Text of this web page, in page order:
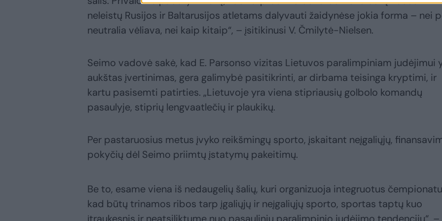
neleistų Rusijos ir Baltarusijos atletams dalyvauti žaidynėse jokia forma – nei
neutralia vėliava, nei kaip kitaip“, – įsitikinusi V. Čmilytė-Nielsen.
Seimo vadovė sakė, kad E. Parsonso vizitas Lietuvos paralimpiniam judėjimui
aukštas įvertinimas, gera galimybė pasitikrinti, ar dirbama teisinga kryptimi, ir
kartu pasisemti patirties. „Lietuvoje yra viena stipriausių golbolo komandų
pasaulyje, stiprių lengvaatlečių ir plaukikų.
Per pastaruosius metus įvyko reikšmingų sporto, įskaitant neįgaliųjų,
pokyčių dėl Seimo priimtų įstatymų pakeitimų.
Be to, esame viena iš nedaugelių šalių, kuri organizuoja integruotus
kad būtų trinamos ribos tarp įgaliųjų ir neįgaliųjų sporto, sportas taptų kuo